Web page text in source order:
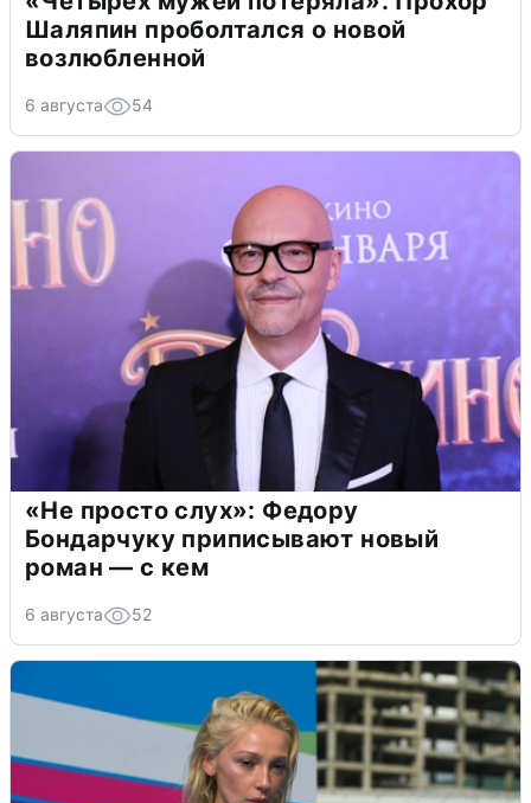
Шаляпин проболтался о новой
возлюбленной
6 августа 54
«Не просто слух»: Федору
Бондарчуку приписывают новый
роман — с кем
6 августа 52